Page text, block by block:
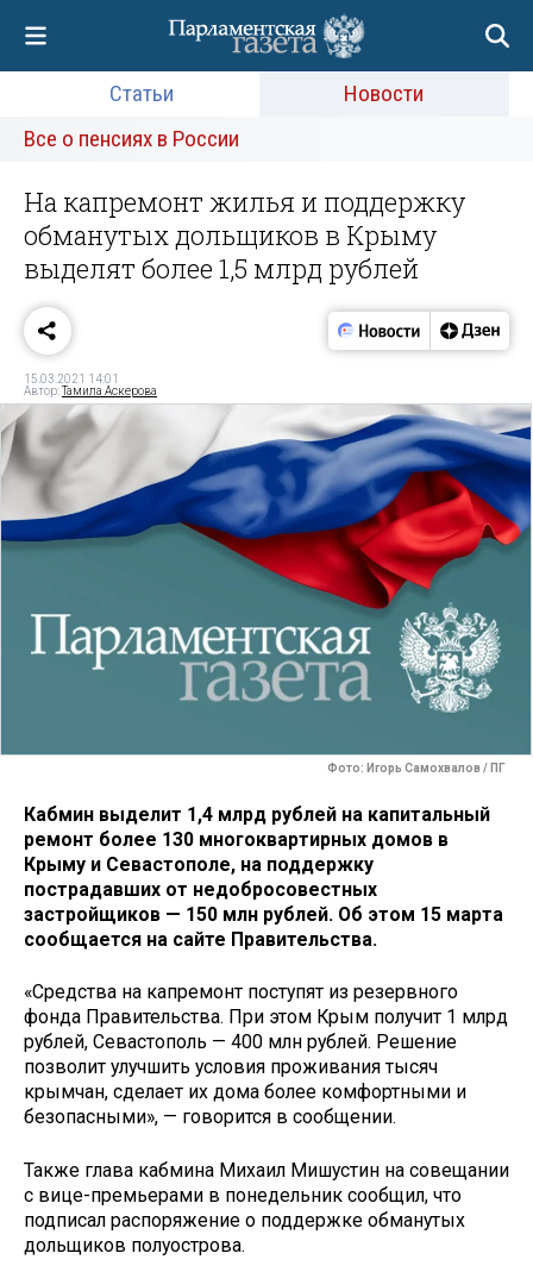
Статьи
Новости
Все о пенсиях в России
На капремонт жилья и поддержку
обманутых дольщиков в Крыму
выделят более 1,5 млрд рублей
15.03.2021 14:01
Автор:Тамила Аскерова
Фото: Игорь Самохвалов / ПГ
Кабмин выделит 1,4 млрд рублей на капитальный
ремонт более 130 многоквартирных домов в
Крыму и Севастополе, на поддержку
пострадавших от недобросовестных
застройщиков — 150 млн рублей. Об этом 15 марта
сообщается на сайте Правительства.
«Средства на капремонт поступят из резервного
фонда Правительства. При этом Крым получит 1 млрд
рублей, Севастополь — 400 млн рублей. Решение
позволит улучшить условия проживания тысяч
крымчан, сделает их дома более комфортными и
безопасными», — говорится в сообщении.
Также глава кабмина Михаил Мишустин на совещании
с вице-премьерами в понедельник сообщил, что
подписал распоряжение о поддержке обманутых
дольщиков полуострова.